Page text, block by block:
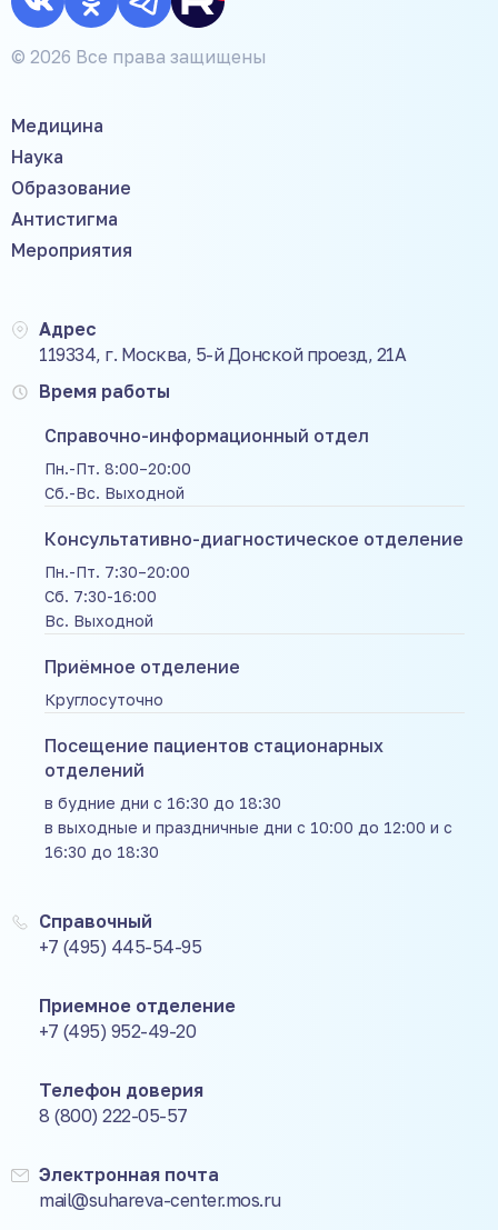
© 2026 Все права защищены
Медицина
Наука
Образование
Антистигма
Мероприятия
Адрес
119334, г. Москва, 5-й Донской проезд, 21А
Время работы
Справочно-информационный отдел
Пн.-Пт. 8:00–20:00
Сб.-Вс. Выходной
Консультативно-диагностическое отделение
Пн.-Пт. 7:30–20:00
Сб. 7:30-16:00
Вс. Выходной
Приёмное отделение
Круглосуточно
Посещение пациентов стационарных
отделений
в будние дни с 16:30 до 18:30
в выходные и праздничные дни с 10:00 до 12:00 и с
16:30 до 18:30
Справочный
+7 (495) 445-54-95
Приемное отделение
+7 (495) 952-49-20
Телефон доверия
8 (800) 222-05-57
Электронная почта
mail@suhareva-center.mos.ru